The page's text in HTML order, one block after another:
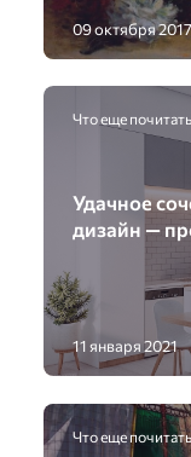
09 октября 2017
Что еще почитать
Удачное
дизайн —
11 января 2021
Что еще почитать